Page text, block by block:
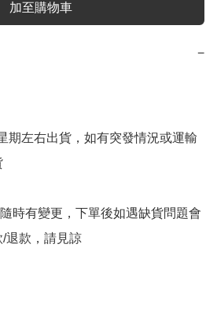
加至購物車
−
期左右出貨，如有突發情況或運輸
時有變更，下單後如遇缺貨問題會
退款，請見諒